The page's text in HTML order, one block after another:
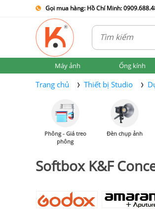
Gọi mua hàng: Hồ Chí Minh:
Máy ảnh Ống kính
Trang chủ Thiết bị Studio
Phông - Giá treo
phông
Đèn chụp ảnh
Softbox K&F